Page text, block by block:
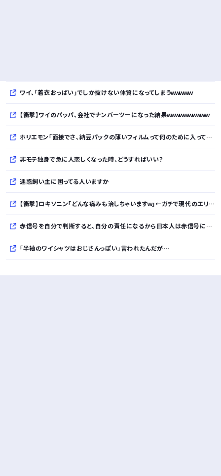
ワイ、「着衣おっばい」でしか抜けない体質になってしまうｗｗｗｗｗ
【衝撃】ワイのパッパ、会社でナンバーツーになった結果ｗｗｗｗｗｗｗｗｗｗ
ホリエモン「面接でさ、納豆パックの薄いフィルムって何のために入っていの？って聞くわけ」
非モテ独身で急に人恋しくなった時、どうすればいい？
迷惑飼い主に困ってる人いますか
【衝撃】ロキソニン「どんな痛みも治しちゃいますｗ」←ガチで現代のエリクサーやろｗｗｗｗｗｗｗｗｗｗ
赤信号を自分で判断すると、自分の責任になるから日本人は赤信号に従っているだけだよ？
「半袖のワイシャツはおじさんっぽい」言われたんだが…